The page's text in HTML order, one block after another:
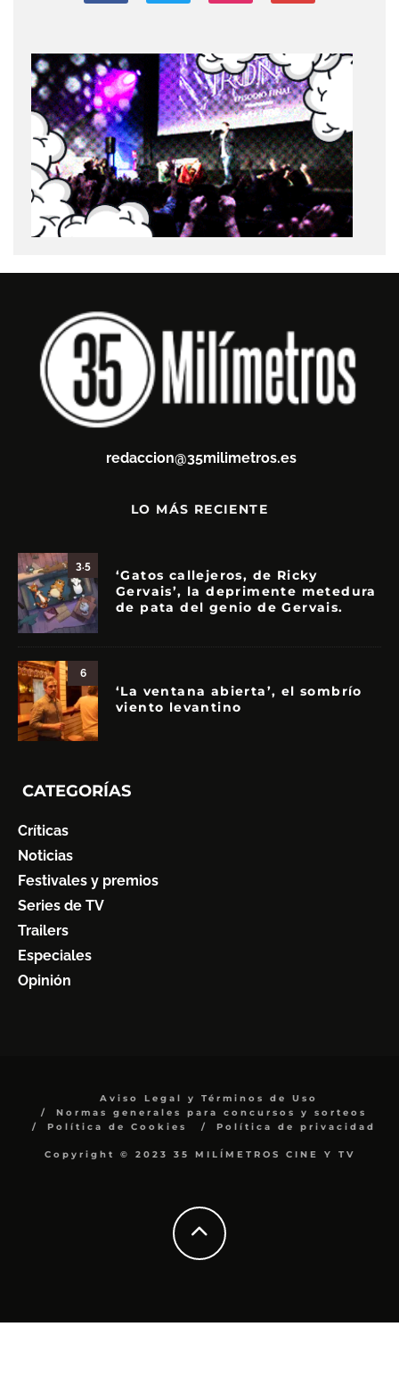
redaccion@35milimetros.es
LO MÁS RECIENTE
3.5
‘Gatos callejeros, de Ricky
Gervais’, la deprimente metedura
de pata del genio de Gervais.
6
‘La ventana abierta’, el sombrío
viento levantino
CATEGORÍAS
Críticas
Noticias
Festivales y premios
Series de TV
Trailers
Especiales
Opinión
Aviso Legal y Términos de Uso
Normas generales para concursos y sorteos
Política de Cookies
Política de privacidad
Copyright © 2023 35 MILÍMETROS CINE Y TV